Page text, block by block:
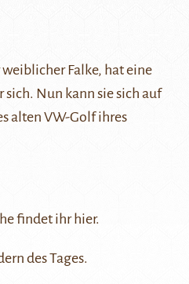
Falke, hat eine
sich. Nun kann sie sich auf
alten VW-Golf ihres
findet ihrhier.
des Tages.